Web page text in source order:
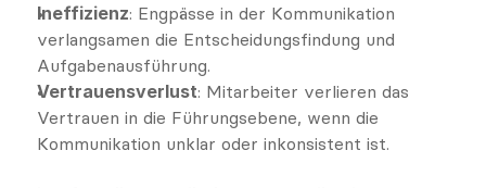
Ineffizienz: Engpässe in der Kommunikation
verlangsamen die Entscheidungsfindung und
Aufgabenausführung.
Vertrauensverlust: Mitarbeiter verlieren das
Vertrauen in die Führungsebene, wenn die
Kommunikation unklar oder inkonsistent ist.